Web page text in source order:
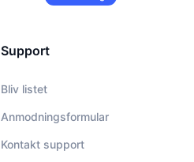
Support
Bliv listet
Anmodningsformular
Kontakt support